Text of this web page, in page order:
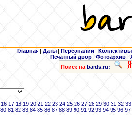
Главная | Даты | Персоналии | Коллективы
Печатный двор |Фотоархив |
Поиск на bards.ru:
16 17 18 19 20 21 22 23 24 25 26 27 28 29 30 31 32 33
80 81 82 83 84 85 86 87 88 89 90 91 92 93 94 95 96 97